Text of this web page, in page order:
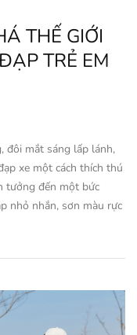
THẾ GIỚI
TRẺ EM
đôi mắt sáng lấp lánh,
xe một cách thích thú
tưởng đến một bức
nhỏ nhắn, sơn màu rực